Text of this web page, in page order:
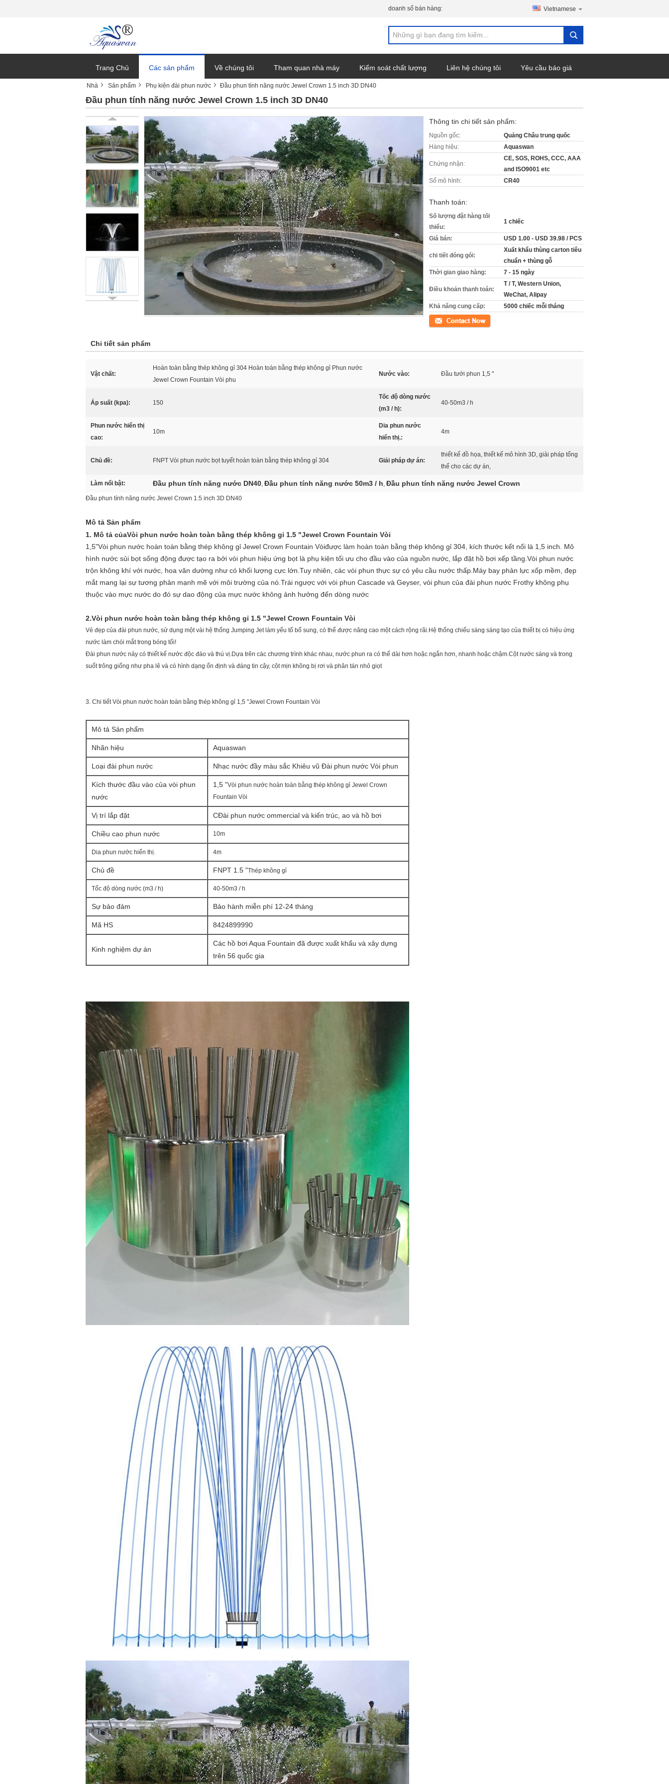
doanh số bán hàng: Vietnamese
Trang Chủ Các sản phẩm Về chúng tôi Tham quan nhà máy Kiểm soát chất lượng Liên hệ chúng tôi Yêu cầu báo giá
Tin tức
Nhà Sản phẩm Phụ kiện đài phun nước Đầu phun tính năng nước Jewel Crown 1.5 inch 3D DN40
Đầu phun tính năng nước Jewel Crown 1.5 inch 3D DN40
Thông tin chi tiết sản phẩm:
Nguồn gốc:
Quảng Châu trung quốc
Hàng hiệu:
Aquaswan
Chứng nhận:
CE, SGS, ROHS, CCC, AAA
and ISO9001 etc
Số mô hình:
CR40
Thanh toán:
Số lượng đặt hàng tối
thiểu:
1 chiếc
Giá bán: USD 1.00 - USD 39.98 / PCS
chi tiết đóng gói:
Xuất khẩu thùng carton tiêu
chuẩn + thùng gỗ
Thời gian giao hàng:
7 - 15 ngày
Điều khoản thanh toán:
T / T, Western Union,
WeChat, Alipay
Khả năng cung cấp:
5000 chiếc mỗi tháng
Tiếp xúc
Chi tiết sản phẩm
Vật chất:
Hoàn toàn bằng thép không gỉ 304 Hoàn toàn bằng thép không gỉ Phun nước
Jewel Crown Fountain Vòi phu
Nước vào: Đầu tưới phun 1,5 "
Áp suất (kpa): 150
Tốc độ dòng nước
(m3 / h):
40-50m3 / h
Phun nước hiển thị
cao:
10m
Dia phun nước
hiển thị.:
4m
Chủ đề: FNPT Vòi phun nước bọt tuyết hoàn toàn bằng thép không gỉ 304 Giải pháp dự án:
thiết kế đồ họa, thiết kế mô hình 3D, giải pháp tổng
thể cho các dự án,
Làm nổi bật: Đầu phun tính năng nước DN40, Đầu phun tính năng nước 50m3 / h, Đầu phun tính năng nước Jewel Crown
Đầu phun tính năng nước Jewel Crown 1.5 inch 3D DN40
Mô tả Sản phẩm
1. Mô tả củaVòi phun nước hoàn toàn bằng thép không gỉ 1.5 "Jewel Crown Fountain Vòi
1,5"Vòi phun nước hoàn toàn bằng thép không gỉ Jewel Crown Fountain Vòiđược làm hoàn toàn bằng thép không gỉ 304, kích thước kết nối là 1,5 inch. Mô
hình nước sủi bọt sống động được tạo ra bởi vòi phun hiệu ứng bọt là phụ kiện tối ưu cho đầu vào của nguồn nước, lắp đặt hồ bơi xếp tầng.Vòi phun nước
trộn không khí với nước, hoa văn dường như có khối lượng cực lớn.Tuy nhiên, các vòi phun thực sự có yêu cầu nước thấp.Máy bay phản lực xốp mềm, đẹp
mắt mang lại sự tương phản mạnh mẽ với môi trường của nó.Trái ngược với vòi phun Cascade và Geyser, vòi phun của đài phun nước Frothy không phụ
thuộc vào mực nước do đó sự dao động của mực nước không ảnh hưởng đến dòng nước
2.Vòi phun nước hoàn toàn bằng thép không gỉ 1.5 "Jewel Crown Fountain Vòi
Vẻ đẹp của đài phun nước, sử dụng một vài hệ thống Jumping Jet làm yếu tố bổ sung, có thể được nâng cao một cách rộng rãi.Hệ thống chiếu sáng sáng tạo của thiết bị có hiệu ứng
nước làm chói mắt trong bóng tối!
Đài phun nước nảy có thiết kế nước độc đáo và thú vị.Dựa trên các chương trình khác nhau, nước phun ra có thể dài hơn hoặc ngắn hơn, nhanh hoặc chậm.Cột nước sáng và trong
suốt trông giống như pha lê và có hình dạng ổn định và đáng tin cậy, cột mịn không bị rơi và phân tán nhỏ giọt
3. Chi tiết Vòi phun nước hoàn toàn bằng thép không gỉ 1,5 "Jewel Crown Fountain Vòi
Mô tả Sản phẩm
Nhãn hiệu Aquaswan
Loại đài phun nước Nhạc nước đầy màu sắc Khiêu vũ Đài phun nước Vòi phun
Kích thước đầu vào của vòi phun
nước
1,5 "Vòi phun nước hoàn toàn bằng thép không gỉ Jewel Crown
Fountain Vòi
Vị trí lắp đặt CĐài phun nước ommercial và kiến ​​trúc, ao và hồ bơi
Chiều cao phun nước 10m
Dia phun nước hiển thị. 4m
Chủ đề FNPT 1.5 "Thép không gỉ
Tốc độ dòng nước (m3 / h) 40-50m3 / h
Sự bảo đảm Bảo hành miễn phí 12-24 tháng
Mã HS 8424899990
Kinh nghiệm dự án
Các hồ bơi Aqua Fountain đã được xuất khẩu và xây dựng
trên 56 quốc gia